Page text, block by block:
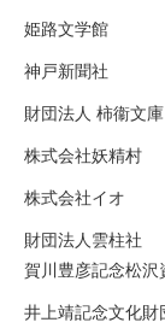
姫路文学館
神戸新聞社
財団法人 柿衞文庫
株式会社妖精村
株式会社イオ
財団法人雲柱社
賀川豊彦記念松沢
井上靖記念文化財